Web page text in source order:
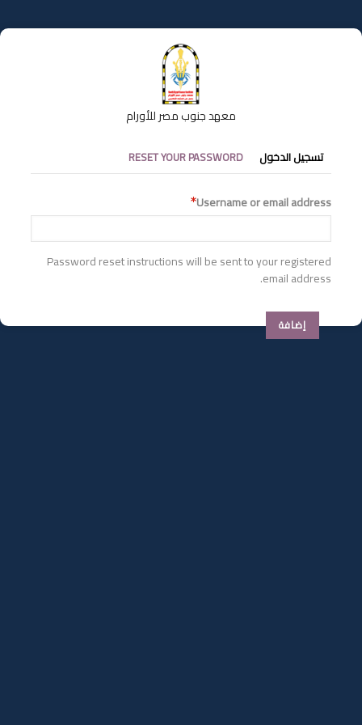
إلى
المحتوى
معهد جنوب مصر للأورام
التبويبات
الأساسية
تسجيل الدخول RESET YOUR PASSWORD
Username or email address
Password reset instructions will be sent to your registered
email address.